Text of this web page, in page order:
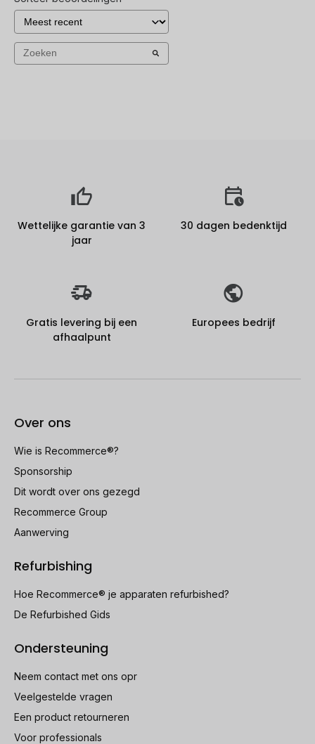
Wettelijke garantie van 3
jaar
30 dagen bedenktijd
Gratis levering bij een
afhaalpunt
Europees bedrijf
Over ons
Wie is Recommerce®?
Sponsorship
Dit wordt over ons gezegd
Recommerce Group
Aanwerving
Refurbishing
Hoe Recommerce® je apparaten refurbished?
De Refurbished Gids
Ondersteuning
Neem contact met ons opr
Veelgestelde vragen
Een product retourneren
Voor professionals